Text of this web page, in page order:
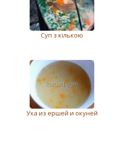
Суп з кількою
Уха из ершей и окуней